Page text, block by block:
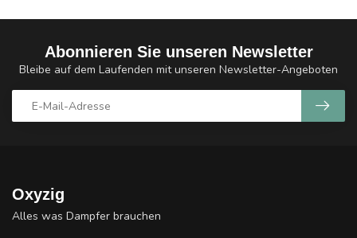
Abonnieren Sie unseren Newsletter
Bleibe auf dem Laufenden mit unseren Newsletter-Angeboten
Oxyzig
Alles was Dampfer brauchen